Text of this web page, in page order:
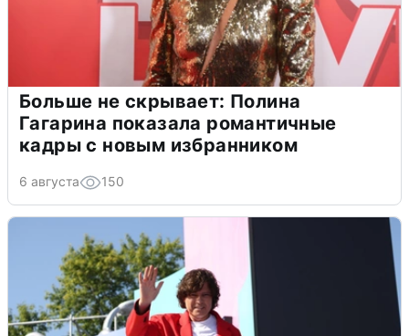
Больше не скрывает: Полина
Гагарина показала романтичные
кадры с новым избранником
6 августа 150